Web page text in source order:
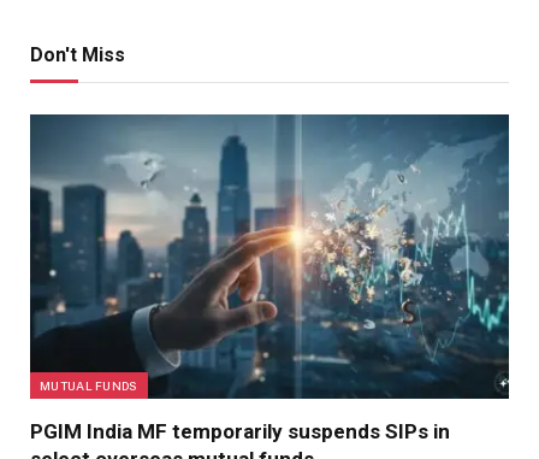
Don't Miss
MUTUAL FUNDS
PGIM India MF temporarily suspends SIPs in